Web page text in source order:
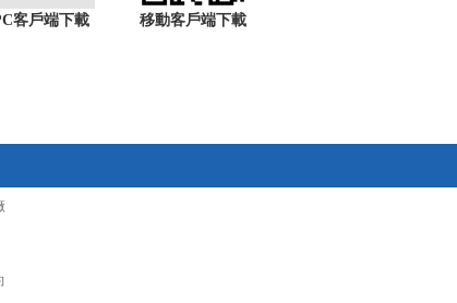
客戶端下載 移動客戶端下載